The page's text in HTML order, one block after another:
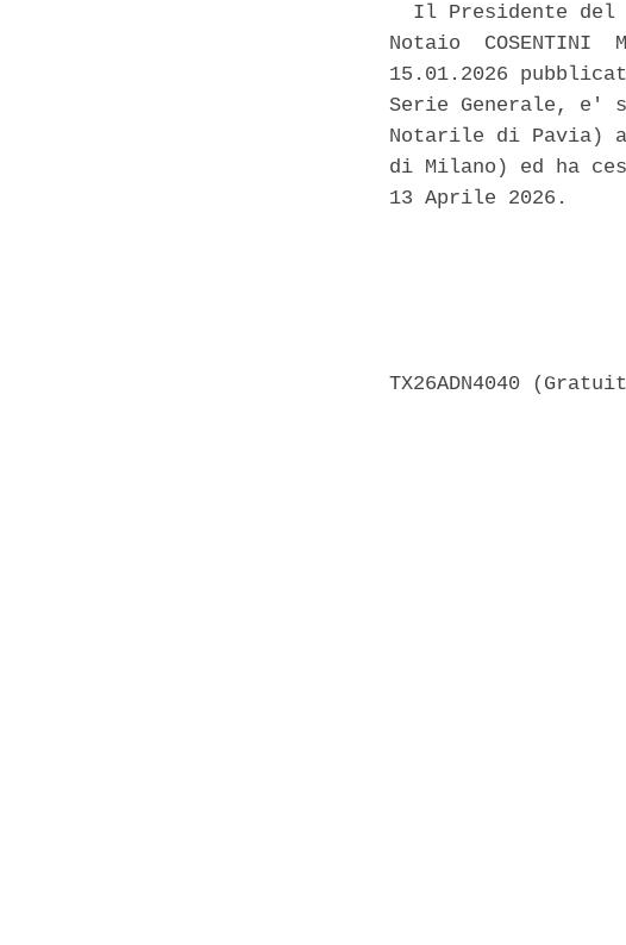
Il Presidente del
Notaio
15.01.2026
Serie Generale, e'
Notarile di Pavia)
di Milano) ed ha
13 Aprile 2026.